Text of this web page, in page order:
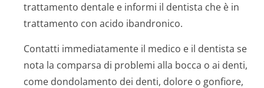
trattamento dentale e informi il dentista che è in
trattamento con acido ibandronico.
Contatti immediatamente il medico e il dentista se
nota la comparsa di problemi alla bocca o ai denti,
come dondolamento dei denti, dolore o gonfiore,